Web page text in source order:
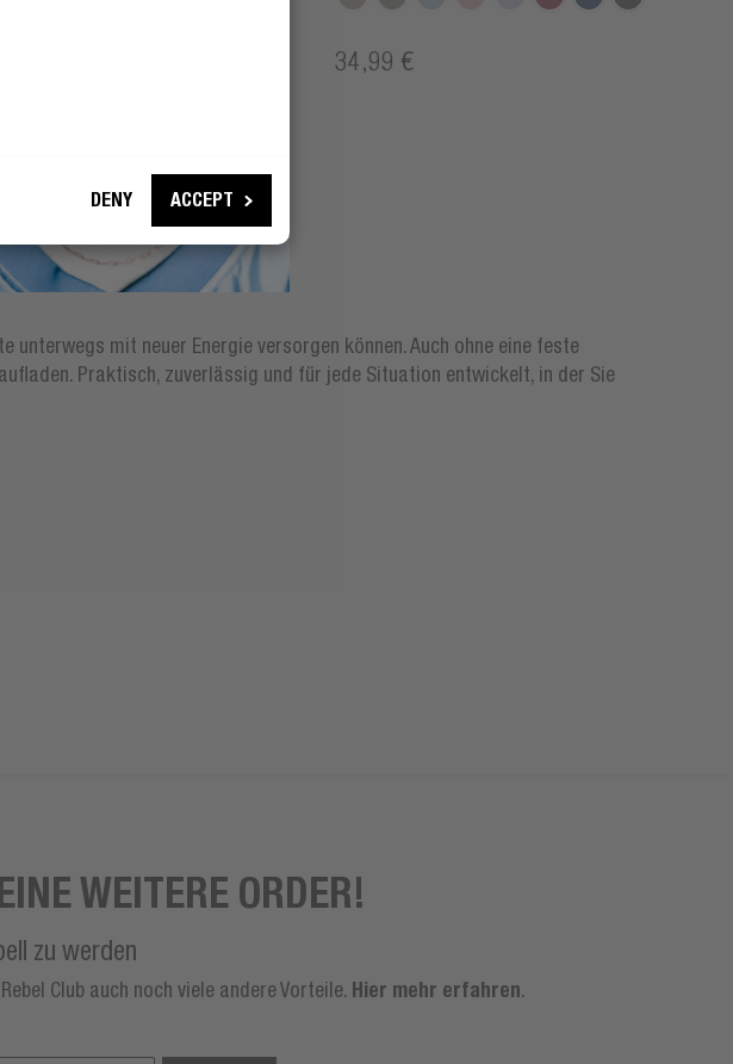
DENY ACCEPT
34,99 €
mit neuer Energie versorgen können. Auch ohne eine feste
Praktisch, zuverlässig und für jede Situation entwickelt, in der Sie
WEITERE ORDER!
zu werden
Club auch noch viele andere Vorteile. Hier mehr erfahren.